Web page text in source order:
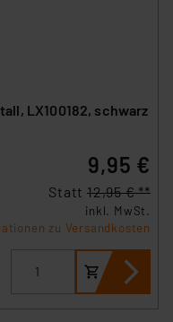
LX100182, schwarz
9,95 €
Statt 12,95 € **
inkl. MwSt.
zu Versandkosten